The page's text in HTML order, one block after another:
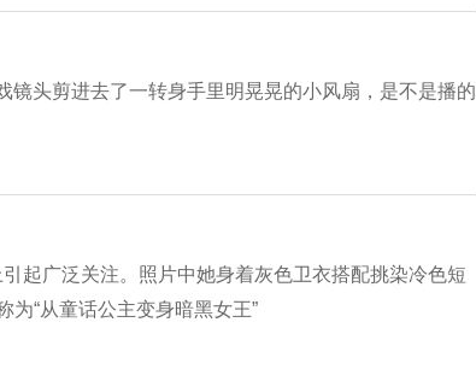
头剪进去了一转身手里明晃晃的小风扇，是不是播的
起广泛关注。照片中她身着灰色卫衣搭配挑染冷色短
“从童话公主变身暗黑女王”